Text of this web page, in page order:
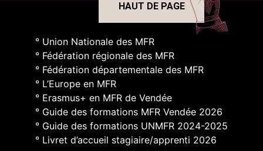
HAUT DE PAGE
° Union Nationale des MFR
° Fédération régionale des MFR
° Fédération départementale des MFR
° L’Europe en MFR
° Erasmus+ en MFR de Vendée
° Guide des formations MFR Vendée 2026
° Guide des formations UNMFR 2024-2025
° Livret d’accueil stagiaire/apprenti 2026